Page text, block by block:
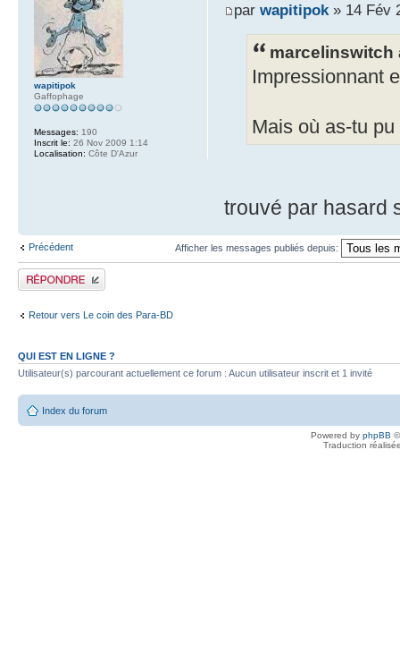
par wapitipok» 14 Fév
marcelinswitch
Impressionnant
Mais où as-tu
trouvé par hasard
wapitipok
Gaffophage
Messages: 190
Inscrit le: 26 Nov 2009 1:14
Localisation: Côte D'Azur
Précédent Afficher les messages publiés depuis:
Publier une réponse
Retour vers Le coin des Para-BD
QUI EST EN LIGNE ?
Utilisateur(s) parcourant actuellement ce forum : Aucun utilisateur inscrit et 1 invité
Index du forum
Powered by phpBB
Traduction